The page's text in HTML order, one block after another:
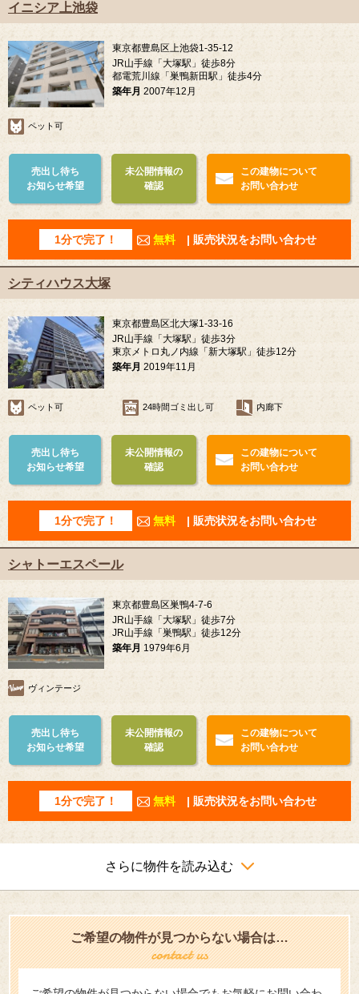
イニシア上池袋
東京都豊島区上池袋1-35-12
JR山手線「大塚駅」徒歩8分
都電荒川線「巣鴨新田駅」徒歩4分
築年月 2007年12月
ペット可
売出し待ち
お知らせ希望
未公開情報の
確認
この建物について
お問い合わせ
1分で完了！ 無料 | 販売状況をお問い合わせ
シティハウス大塚
東京都豊島区北大塚1-33-16
JR山手線「大塚駅」徒歩3分
東京メトロ丸ノ内線「新大塚駅」徒歩12分
築年月 2019年11月
ペット可 24時間ゴミ出し可 内廊下
売出し待ち
お知らせ希望
未公開情報の
確認
この建物について
お問い合わせ
1分で完了！ 無料 | 販売状況をお問い合わせ
シャトーエスペール
東京都豊島区巣鴨4-7-6
JR山手線「大塚駅」徒歩7分
JR山手線「巣鴨駅」徒歩12分
築年月 1979年6月
ヴィンテージ
売出し待ち
お知らせ希望
未公開情報の
確認
この建物について
お問い合わせ
1分で完了！ 無料 | 販売状況をお問い合わせ
さらに物件を読み込む
ご希望の物件が見つからない場合は…